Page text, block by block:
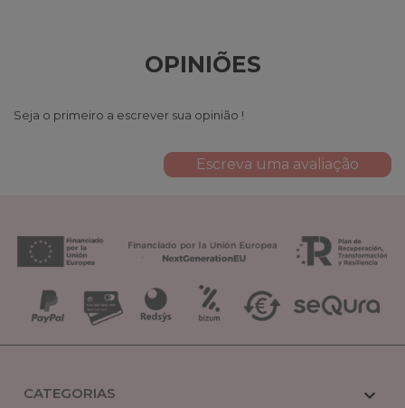
OPINIÕES
Seja o primeiro a escrever sua opinião !
Escreva uma avaliação
CATEGORIAS 